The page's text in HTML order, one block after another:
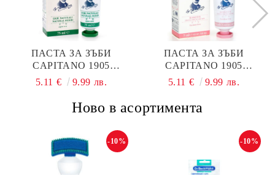
ПАСТА ЗА ЗЪБИ
CAPITANO 1905
NATURAL HERBS 75МЛ.
5.11 € 9.99 лв.
ПАСТА ЗА ЗЪБИ
CAPITANO 1905
SENSITIVE 75МЛ.
5.11 € 9.99 лв.
Ново в асортимента
-10% -10%